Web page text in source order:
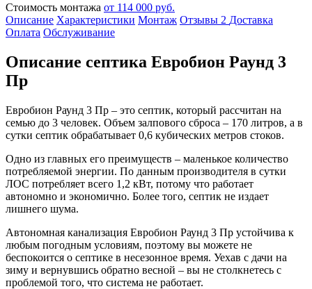
Стоимость монтажа от 114 000 руб.
Описание Характеристики Монтаж Отзывы 2 Доставка
Оплата Обслуживание
Описание септика Евробион Раунд 3
Пр
Евробион Раунд 3 Пр – это септик, который рассчитан на
семью до 3 человек. Объем залпового сброса – 170 литров, а в
сутки септик обрабатывает 0,6 кубических метров стоков.
Одно из главных его преимуществ – маленькое количество
потребляемой энергии. По данным производителя в сутки
ЛОС потребляет всего 1,2 кВт, потому что работает
автономно и экономично. Более того, септик не издает
лишнего шума.
Автономная канализация Евробион Раунд 3 Пр устойчива к
любым погодным условиям, поэтому вы можете не
беспокоится о септике в несезонное время. Уехав с дачи на
зиму и вернувшись обратно весной – вы не столкнетесь с
проблемой того, что система не работает.